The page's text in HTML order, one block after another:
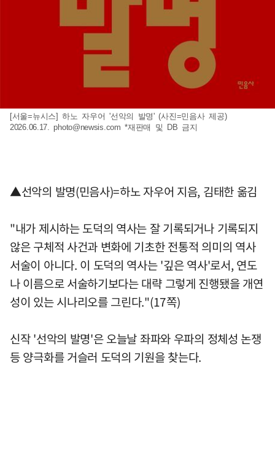
[서울=뉴시스] 하노 자우어 '선악의 발명' (사진=민음사 제공)
2026.06.17.photo@newsis.com *재판매 및 DB 금지
▲선악의 발명(민음사)=하노 자우어 지음, 김태한 옮김
"내가 제시하는 도덕의 역사는 잘 기록되거나 기록되지
않은 구체적 사건과 변화에 기초한 전통적 의미의 역사
서술이 아니다. 이 도덕의 역사는 '깊은 역사'로서, 연도
나 이름으로 서술하기보다는 대략 그렇게 진행됐을 개연
성이 있는 시나리오를 그린다."(17쪽)
신작 '선악의 발명'은 오늘날 좌파와 우파의 정체성 논쟁
등 양극화를 거슬러 도덕의 기원을 찾는다.